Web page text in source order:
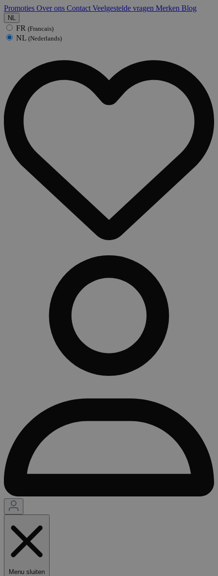
Promoties Over ons Contact Veelgestelde vragen Merken Blog
NL
FR (Francais)
NL (Nederlands)
Menu sluiten